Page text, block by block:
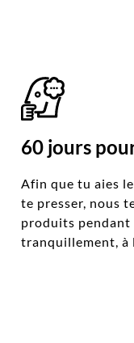
60 jours
Afin que tu aies
te presser, nous
produits pendant
tranquillement, à